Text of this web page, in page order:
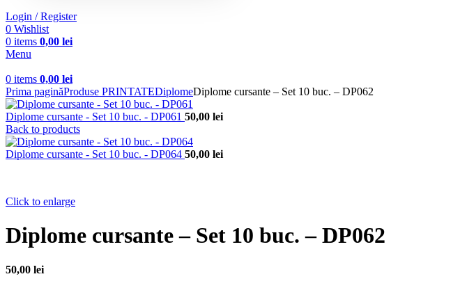
Login / Register
0 Wishlist
0 items 0,00 lei
Menu
0 items 0,00 lei
Prima paginăProduse PRINTATEDiplomeDiplome cursante – Set 10 buc. – DP062
Diplome cursante - Set 10 buc. - DP061 50,00 lei
Back to products
Diplome cursante - Set 10 buc. - DP064 50,00 lei
Click to enlarge
Diplome cursante – Set 10 buc. – DP062
50,00 lei